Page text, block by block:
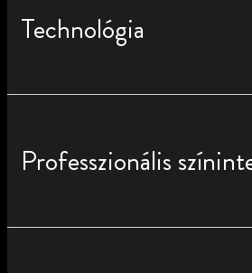
Technológia
Professzionális